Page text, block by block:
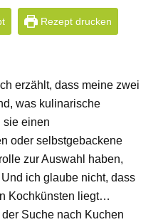
Rezept drucken
erzählt, dass meine zwei
was kulinarische
einen
oder selbstgebackene
zur Auswahl haben,
ich glaube nicht, dass
Kochkünsten liegt…
Suche nach Kuchen